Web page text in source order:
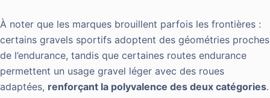
À noter que les marques brouillent parfois les frontières :
certains gravels sportifs adoptent des géométries proches
de l’endurance, tandis que certaines routes endurance
permettent un usage gravel léger avec des roues
adaptées, renforçant la polyvalence des deux catégories.